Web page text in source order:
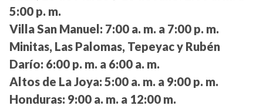
5:00 p. m.
Villa San Manuel: 7:00 a. m. a 7:00 p. m.
Minitas, Las Palomas, Tepeyac y Rubén
Darío: 6:00 p. m. a 6:00 a. m.
Altos de La Joya: 5:00 a. m. a 9:00 p. m.
Honduras: 9:00 a. m. a 12:00 m.